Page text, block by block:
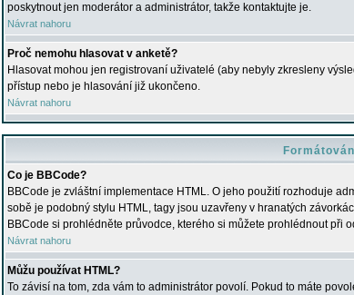
poskytnout jen moderátor a administrátor, takže kontaktujte je.
Návrat nahoru
Proč nemohu hlasovat v anketě?
Hlasovat mohou jen registrovaní uživatelé (aby nebyly zkresleny
přístup nebo je hlasování již ukončeno.
Návrat nahoru
Co je BBCode?
BBCode je zvláštní implementace HTML. O jeho použití rozhoduje
sobě je podobný stylu HTML, tagy jsou uzavřeny v hranatých
BBCode si prohlédněte průvodce, kterého si můžete prohlédnout při
Návrat nahoru
Můžu používat HTML?
To závisí na tom, zda vám to administrátor povolí. Pokud to máte